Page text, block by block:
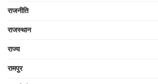
राजनीति
राजस्थान
राज्य
रामपुर